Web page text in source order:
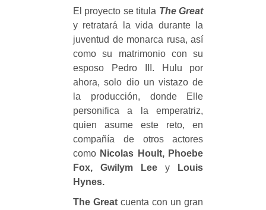
El proyecto se titula The Great
y retratará la vida durante la
juventud de monarca rusa, así
como su matrimonio con su
esposo Pedro III. Hulu por
ahora, solo dio un vistazo de
la producción, donde Elle
personifica a la emperatriz,
quien asume este reto, en
compañía de otros actores
como Nicolas Hoult, Phoebe
Fox, Gwilym Lee y Louis
Hynes.
The Great cuenta con un gran